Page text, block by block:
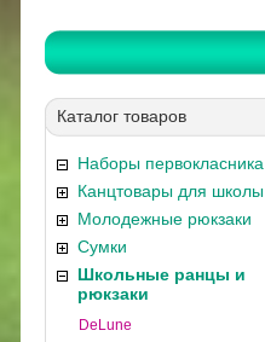
Каталог товаров
Наборы первокласника
Канцтовары для школы
Молодежные рюкзаки
Сумки
Школьные ранцы и
рюкзаки
DeLune